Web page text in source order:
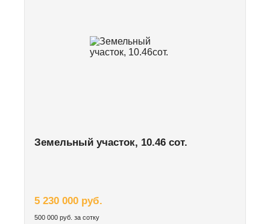
Земельный участок, 10.46 сот.
5 230 000 руб.
500 000 руб. за сотку